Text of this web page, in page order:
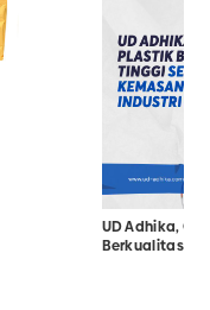
UD Adhika,
Berkualitas